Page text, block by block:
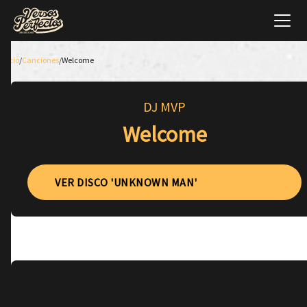
Inicio/Canciones/Welcome
DJ MVP
Welcome
VER DISCO 'UNKNOWN MAN'